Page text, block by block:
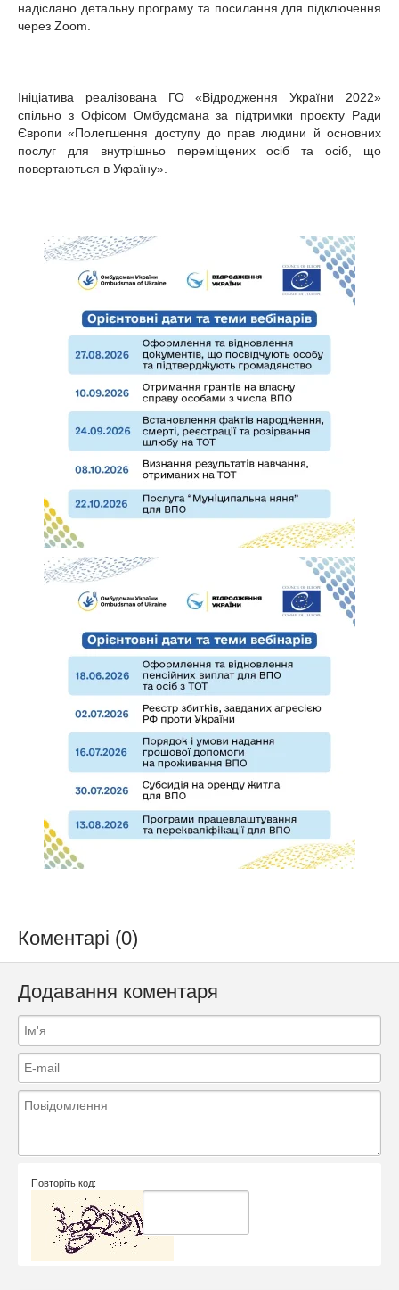
надіслано детальну програму та посилання для підключення
через Zoom.
Ініціатива реалізована ГО «Відродження України 2022»
спільно з Офісом Омбудсмана за підтримки проєкту Ради
Європи «Полегшення доступу до прав людини й основних
послуг для внутрішньо переміщених осіб та осіб, що
повертаються в Україну».
Коментарі (0)
Додавання коментаря
Повторіть код: